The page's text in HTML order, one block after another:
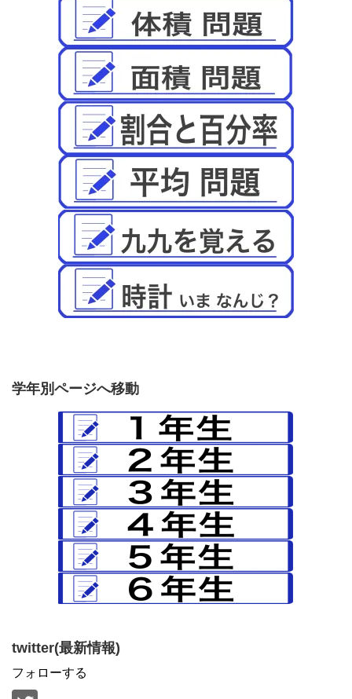
学年別ページへ移動
twitter(最新情報)
フォローする